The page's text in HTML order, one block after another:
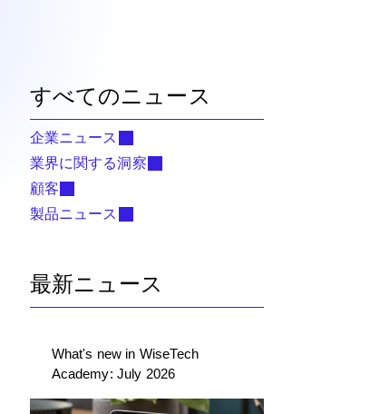
すべてのニュース
企業ニュース
業界に関する洞察
顧客
製品ニュース
最新ニュース
What's new in WiseTech
Academy: July 2026